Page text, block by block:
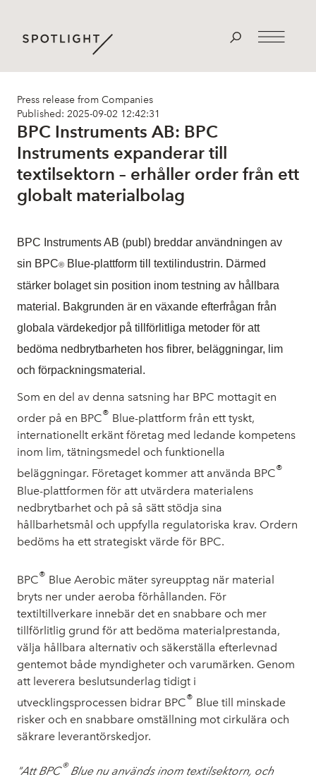
Press release from Companies
Published: 2025-09-02 12:42:31
BPC Instruments AB: BPC
Instruments expanderar till
textilsektorn – erhåller order från ett
globalt materialbolag
BPC Instruments AB (publ) breddar användningen av
sin BPC® Blue-plattform till textilindustrin. Därmed
stärker bolaget sin position inom testning av hållbara
material. Bakgrunden är en växande efterfrågan från
globala värdekedjor på tillförlitliga metoder för att
bedöma nedbrytbarheten hos fibrer, beläggningar, lim
och förpackningsmaterial.
Som en del av denna satsning har BPC mottagit en
order på en BPC® Blue-plattform från ett tyskt,
internationellt erkänt företag med ledande kompetens
inom lim, tätningsmedel och funktionella
beläggningar. Företaget kommer att använda BPC®
Blue-plattformen för att utvärdera materialens
nedbrytbarhet och på så sätt stödja sina
hållbarhetsmål och uppfylla regulatoriska krav. Ordern
bedöms ha ett strategiskt värde för BPC.
BPC® Blue Aerobic mäter syreupptag när material
bryts ner under aeroba förhållanden. För
textiltillverkare innebär det en snabbare och mer
tillförlitlig grund för att bedöma materialprestanda,
välja hållbara alternativ och säkerställa efterlevnad
gentemot både myndigheter och varumärken. Genom
att leverera beslutsunderlag tidigt i
utvecklingsprocessen bidrar BPC® Blue till minskade
risker och en snabbare omställning mot cirkulära och
säkrare leverantörskedjor.
"Att BPC®Blue nu används inom textilsektorn, och